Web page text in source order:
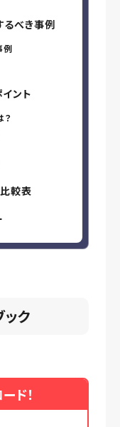
べき事例
例
ント
較表
ク
ド！